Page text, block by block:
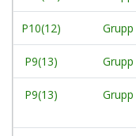
P10(12) Grupp
P9(13) Grupp
P9(13) Grupp